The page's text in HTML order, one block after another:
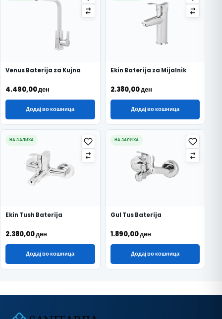
Venus Baterija za Kujna
4.490,00ден
Додај во кошница
Ekin Baterija za Mijalnik
2.380,00ден
Додај во кошница
НА ЗАЛИХА
Ekin Tush Baterija
2.380,00ден
Додај во кошница
НА ЗАЛИХА
Gul Tus Baterija
1.890,00ден
Додај во кошница